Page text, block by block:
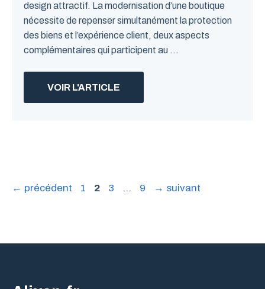
design attractif. La modernisation d’une boutique
nécessite de repenser simultanément la protection
des biens et l’expérience client, deux aspects
complémentaires qui participent au ...
VOIR L'ARTICLE
← précédent Page
1 Page
2 Page
3 … Page
9 → suivant